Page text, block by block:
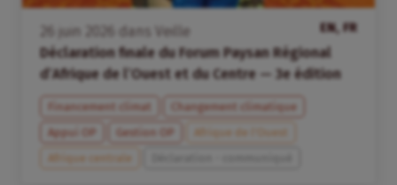
EN, FR
juin dans
Veille
Déclaration finale du Forum Paysan Régional
d’Afrique de l’Ouest et du Centre — 3e édition
Financement climat
Changement climatique
Appui OP
Gestion OP
Afrique de l’Ouest
Afrique centrale